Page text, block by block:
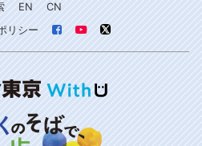
EN
CN
リシー